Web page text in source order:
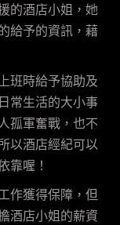
的酒店小姐，她
給予的資訊，藉
班時給予協助及
常生活的大小事
孤軍奮戰，也不
以酒店經紀可以
靠喔！
作獲得保障，但
酒店小姐的薪資